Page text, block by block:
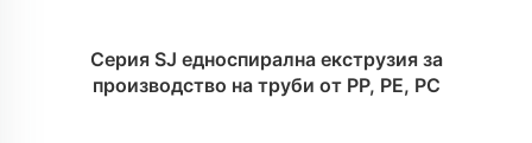
Серия SJ едноспирална екструзия за
производство на труби от PP, PE, PC